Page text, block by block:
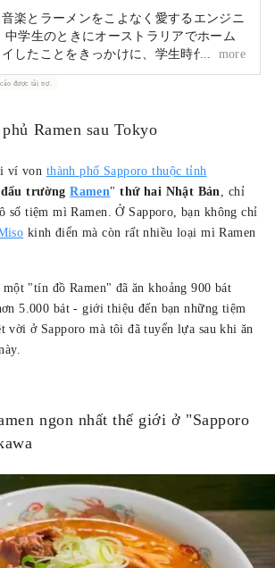
楽とラーメンをこよなく愛するエンジニ
中学生のときにオーストラリアでホーム
したことをきっかけに、学生時代はバッ
カーにハマる。そんな中で改めて日本の
を実感し、それをもっと世界中に広めたい
ラで、最近はHDRとタイムラプスに挑
more
được tài trợ.
Ramen sau Tokyo
ví von thành phố Sapporo thuộc tỉnh
đấu trường Ramen"thứ hai Nhật Bản, chỉ
số tiệm mì Ramen. Ở Sapporo, bạn không chỉ
kinh điển mà còn rất nhiều loại mì Ramen
"tín đồ Ramen" đã ăn khoảng 900 bát
5.000 bát - giới thiệu đến bạn những tiệm
vời ở Sapporo mà tôi đã tuyển lựa sau khi ăn
ngon nhất thế giới ở "Sapporo